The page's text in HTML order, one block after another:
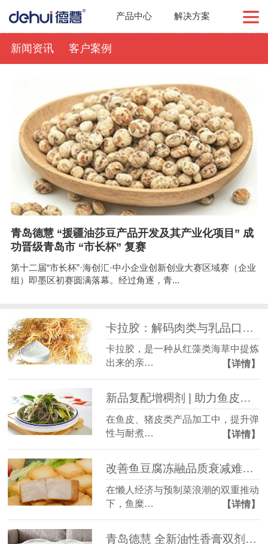
产品中心 解决方案
新闻资讯 客户案例
青岛德慧 “援疆油莎豆产品开发及其产业化项目” 成
功晋级青岛市 “市长杯” 复赛
第十二届“市长杯”·海创汇·中小企业创新创业大赛区域赛（企业
组）即墨区初赛圆满落幕。经过角逐，青...
卡拉胶：解码肉类与乳品口感的多重可能
卡拉胶，是一种从红藻类海草中提炼
出来的亲…
【详情】
新品复配增稠剂 | 助力鱼皮、猪皮耐煮成型，表皮干爽！
在鱼皮、猪皮类产品加工中，提升弹
性与耐煮…
【详情】
改善鱼豆腐冻融品质衰减难题，留存爆汁鲜香本味
在懒人经济与预制菜浪潮的双重推动
下，鱼糜…
【详情】
青岛德慧 全新油性香膏双剂型凝胶剂